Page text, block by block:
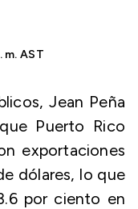
m. AST
Jean Peña
Puerto Rico
exportaciones
dólares, lo que
por ciento en